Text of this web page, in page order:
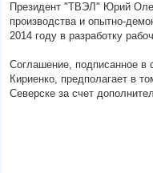
Президент "ТВЭЛ" Юрий
производства и опытно-
2014 году в разработку
Соглашение, подписанное в
Кириенко, предполагает в
Северске за счет